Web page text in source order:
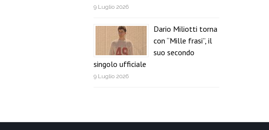
9 Luglio 2026
Dario Miliotti torna
con “Mille frasi”, il
suo secondo
singolo ufficiale
9 Luglio 2026